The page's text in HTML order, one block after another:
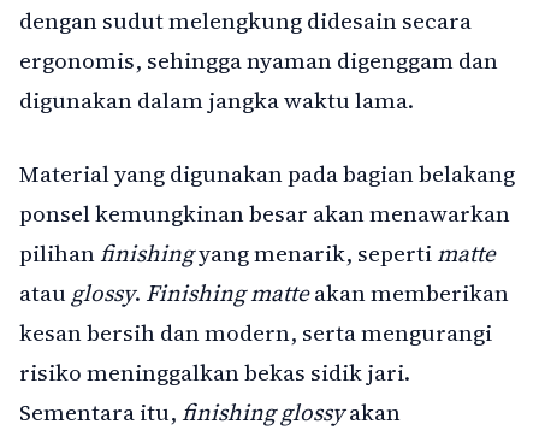
dengan sudut melengkung didesain secara
ergonomis, sehingga nyaman digenggam dan
digunakan dalam jangka waktu lama.
Material yang digunakan pada bagian belakang
ponsel kemungkinan besar akan menawarkan
pilihanfinishingyang menarik, sepertimatte
atau glossy. Finishing matteakan memberikan
kesan bersih dan modern, serta mengurangi
risiko meninggalkan bekas sidik jari.
Sementara itu,finishing glossyakan